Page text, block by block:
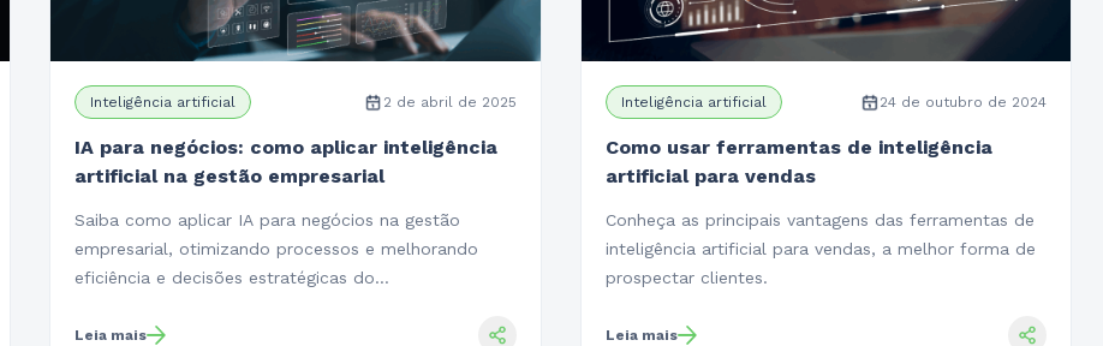
Inteligência artificial 2 de abril de 2025
IA para negócios: como aplicar inteligência
artificial na gestão empresarial
Saiba como aplicar IA para negócios na gestão
empresarial, otimizando processos e melhorando
eficiência e decisões estratégicas do…
Leia mais
Inteligência artificial 24 de outubro de 2024
Como usar ferramentas de inteligência
artificial para vendas
Conheça as principais vantagens das ferramentas de
inteligência artificial para vendas, a melhor forma de
prospectar clientes.
Leia mais